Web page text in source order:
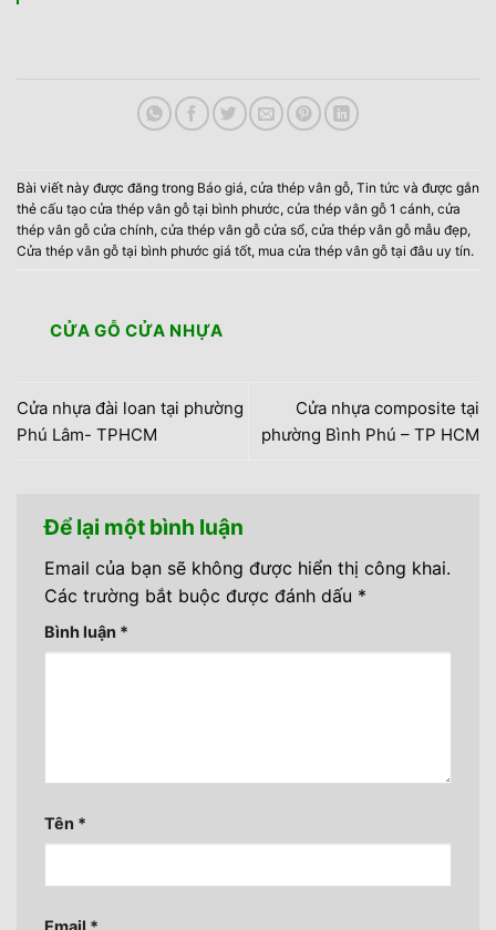
Bài viết này được đăng trong Báo giá, cửa thép vân gỗ, Tin tức và được gắn
thẻ cấu tạo cửa thép vân gỗ tại bình phước, cửa thép vân gỗ 1 cánh, cửa
thép vân gỗ cửa chính, cửa thép vân gỗ cửa sổ, cửa thép vân gỗ mẫu đẹp,
Cửa thép vân gỗ tại bình phước giá tốt, mua cửa thép vân gỗ tại đâu uy tín.
CỬA GỖ CỬA NHỰA
Cửa nhựa đài loan tại phường
Phú Lâm- TPHCM
Cửa nhựa composite tại
phường Bình Phú – TP HCM
Để lại một bình luận
Email của bạn sẽ không được hiển thị công khai.
Các trường bắt buộc được đánh dấu *
Bình luận *
Tên *
Email *